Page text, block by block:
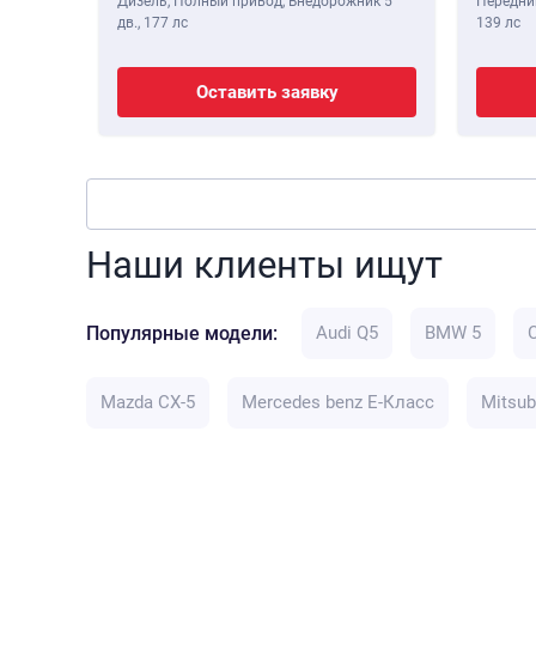
дв., 177 лс
Оставить заявку
139 лс
Наши клиенты ищут
Популярные модели: Audi Q5 BMW 5
Mazda CX-5 Mercedes benz E-Класс